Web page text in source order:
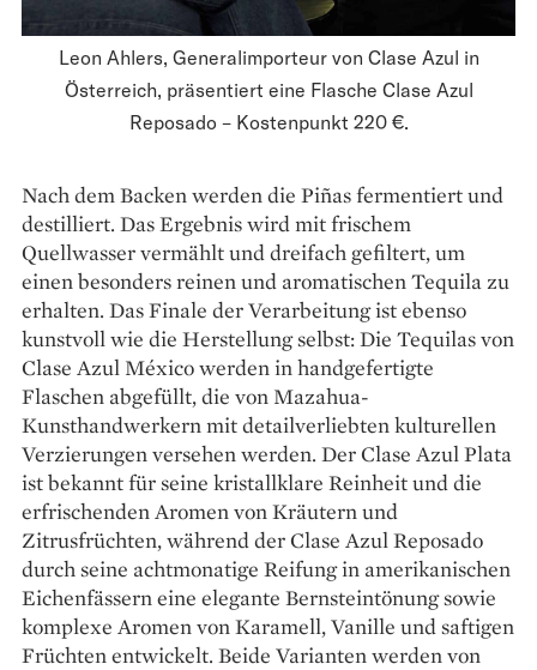
Leon Ahlers, Generalimporteur von Clase Azul in
Österreich, präsentiert eine Flasche Clase Azul
Reposado – Kostenpunkt 220 €.
Nach dem Backen werden die Piñas fermentiert und
destilliert. Das Ergebnis wird mit frischem
Quellwasser vermählt und dreifach gefiltert, um
einen besonders reinen und aromatischen Tequila zu
erhalten. Das Finale der Verarbeitung ist ebenso
kunstvoll wie die Herstellung selbst: Die Tequilas von
Clase Azul México werden in handgefertigte
Flaschen abgefüllt, die von Mazahua-
Kunsthandwerkern mit detailverliebten kulturellen
Verzierungen versehen werden. Der Clase Azul Plata
ist bekannt für seine kristallklare Reinheit und die
erfrischenden Aromen von Kräutern und
Zitrusfrüchten, während der Clase Azul Reposado
durch seine achtmonatige Reifung in amerikanischen
Eichenfässern eine elegante Bernsteintönung sowie
komplexe Aromen von Karamell, Vanille und saftigen
Früchten entwickelt. Beide Varianten werden von